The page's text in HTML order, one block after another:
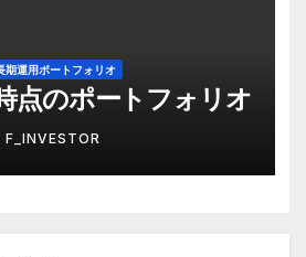
期運用ポートフォリオ
点のポートフォリオ
F_INVESTOR